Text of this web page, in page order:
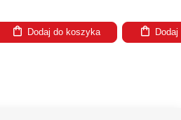
Dodaj do koszyka